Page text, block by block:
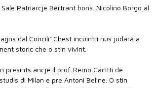
Patriarcje Bertrant bons. Nicolino Borgo al
dal Concili”.Chest incuintri nus judarà a
storic che o stin vivint.
presints ancje il prof. Remo Cacitti de
di Milan e pre Antoni Beline. O stin